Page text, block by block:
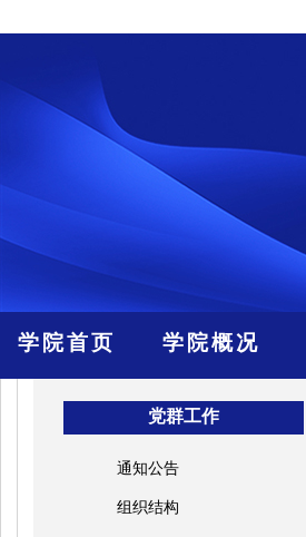
学院首页 学院概况
党群工作
通知公告
组织结构